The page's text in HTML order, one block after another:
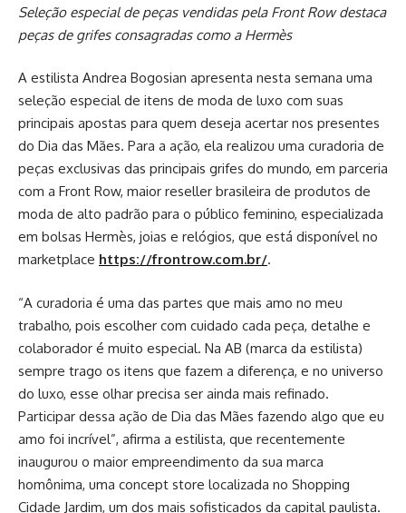
Seleção especial de peças vendidas pela Front Row destaca
peças de grifes consagradas como a Hermès
A estilista Andrea Bogosian apresenta nesta semana uma
seleção especial de itens de moda de luxo com suas
principais apostas para quem deseja acertar nos presentes
do Dia das Mães. Para a ação, ela realizou uma curadoria de
peças exclusivas das principais grifes do mundo, em parceria
com a Front Row, maior reseller brasileira de produtos de
moda de alto padrão para o público feminino, especializada
em bolsas Hermès, joias e relógios, que está disponível no
marketplace https://frontrow.com.br/.
“A curadoria é uma das partes que mais amo no meu
trabalho, pois escolher com cuidado cada peça, detalhe e
colaborador é muito especial. Na AB (marca da estilista)
sempre trago os itens que fazem a diferença, e no universo
do luxo, esse olhar precisa ser ainda mais refinado.
Participar dessa ação de Dia das Mães fazendo algo que eu
amo foi incrível”, afirma a estilista, que recentemente
inaugurou o maior empreendimento da sua marca
homônima, uma concept store localizada no Shopping
Cidade Jardim, um dos mais sofisticados da capital paulista.